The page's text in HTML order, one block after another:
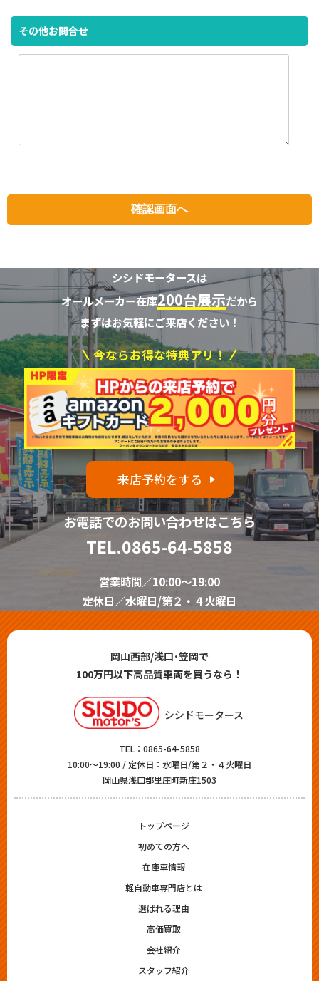
その他お問合せ
シシドモータースは
オールメーカー在庫200台展示だから
まずはお気軽にご来店ください！
今ならお得な特典アリ！
来店予約をする
お電話でのお問い合わせはこちら
TEL.0865-64-5858
営業時間／10:00～19:00
定休日／水曜日/第２・４火曜日
岡山西部/浅口･笠岡で
100万円以下高品質車両を買うなら！
シシドモータース
TEL： 0865-64-5858
10:00～19:00 / 定休日：水曜日/第２・４火曜日
岡山県浅口郡里庄町新庄1503
トップページ
初めての方へ
在庫車情報
軽自動車専門店とは
選ばれる理由
高価買取
会社紹介
スタッフ紹介